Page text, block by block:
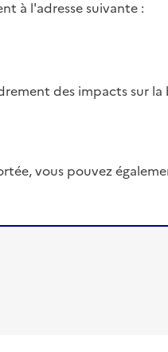
à l'adresse suivante :
des impacts sur
vous pouvez